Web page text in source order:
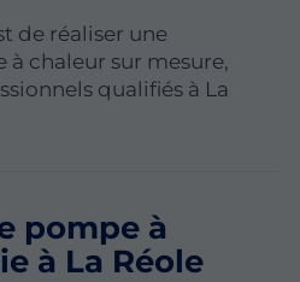
de réaliser une
chaleur sur mesure,
qualifiés à La
pompe à
à La Réole